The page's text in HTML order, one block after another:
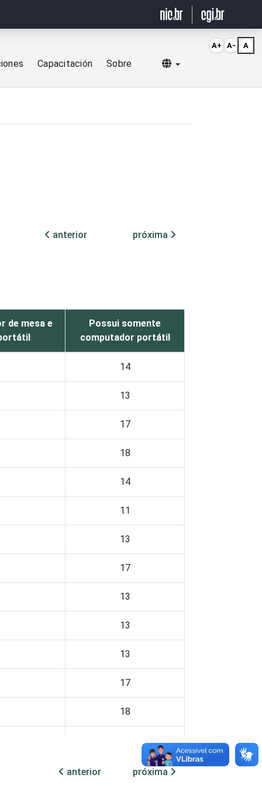
Capacitación Sobre Selecionar idioma
anterior
próxima
de mesa e
Possui somente
computador portátil
14
13
17
18
14
11
13
17
13
13
13
17
18
anterior próxima
A+ A- A